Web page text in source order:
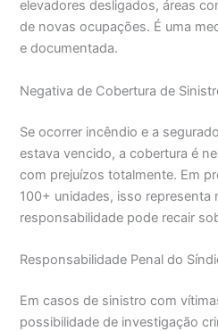
elevadores desligados, áreas
de novas ocupações. É uma
e documentada.
Negativa de Cobertura de
Se ocorrer incêndio e a
estava vencido, a cobertura é
com prejuízos totalmente. Em
100+ unidades, isso representa
responsabilidade pode recair
Responsabilidade Penal do
Em casos de sinistro com
possibilidade de investigação